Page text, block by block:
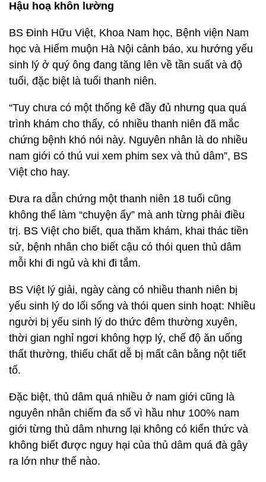
Hậu hoạ khôn lường
BS Đinh Hữu Việt, Khoa Nam học, Bệnh viện Nam
học và Hiếm muộn Hà Nội cảnh báo, xu hướng yếu
sinh lý ở quý ông đang tăng lên về tần suất và độ
tuổi, đặc biệt là tuổi thanh niên.
“Tuy chưa có một thống kê đầy đủ nhưng qua quá
trình khám cho thấy, có nhiều thanh niên đã mắc
chứng bệnh khó nói này. Nguyên nhân là do nhiều
nam giới có thú vui xem phim sex và thủ dâm”, BS
Việt cho hay.
Đưa ra dẫn chứng một thanh niên 18 tuổi cũng
không thể làm “chuyện ấy” mà anh từng phải điều
trị. BS Việt cho biết, qua thăm khám, khai thác tiền
sử, bệnh nhân cho biết cậu có thói quen thủ dâm
mỗi khi đi ngủ và khi đi tắm.
BS Việt lý giải, ngày càng có nhiều thanh niên bị
yếu sinh lý do lối sống và thói quen sinh hoạt: Nhiều
người bị yếu sinh lý do thức đêm thường xuyên,
thời gian nghỉ ngơi không hợp lý, chế độ ăn uống
thất thường, thiếu chất dễ bị mất cân bằng nột tiết
tố.
Đặc biệt, thủ dâm quá nhiều ở nam giới cũng là
nguyên nhân chiếm đa số vì hầu như 100% nam
giới từng thủ dâm nhưng lại không có kiến thức và
không biết được nguy hại của thủ dâm quá đà gây
ra lớn như thế nào.